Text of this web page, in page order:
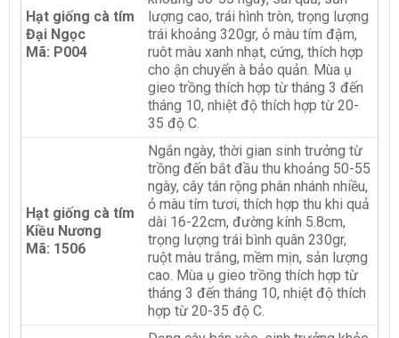
Hạt giống cà tím
Đại Ngọc
Mã: P004
lượng cao, trái hình tròn, trọng lượng
trái khoảng 320gr, ỏ màu tím đậm,
ruôt màu xanh nhạt, cứng, thích hợp
cho ận chuyển à bảo quản. Mùa ụ
gieo trồng thích hợp từ tháng 3 đến
tháng 10, nhiệt độ thích hợp từ 20-
35 độ C.
Hạt giống cà tím
Kiều Nương
Mã: 1506
Ngắn ngày, thời gian sinh trưởng từ
trồng đến bắt đầu thu khoảng 50-55
ngày, cây tán rộng phân nhánh nhiều,
ỏ màu tím tươi, thích hợp thu khi quả
dài 16-22cm, đường kính 5.8cm,
trọng lượng trái bình quân 230gr,
ruột màu trắng, mềm mịn, sản lượng
cao. Mùa ụ gieo trồng thích hợp từ
tháng 3 đến tháng 10, nhiệt độ thích
hợp từ 20-35 độ C.